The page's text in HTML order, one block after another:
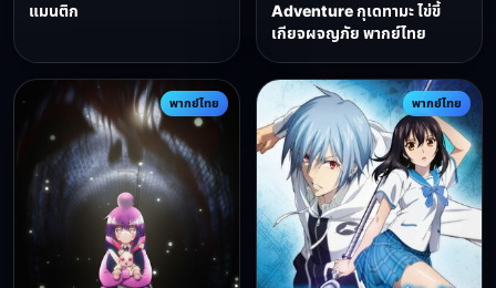
แมนติก
Adventure กุเดทามะ ไข่ขี้
เกียจผจญภัย พากย์ไทย
พากย์ไทย พากย์ไทย